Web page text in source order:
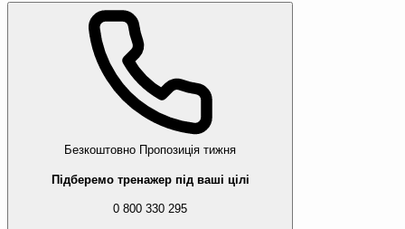
Безкоштовно Пропозиція тижня
Підберемо тренажер під ваші цілі
0 800 330 295